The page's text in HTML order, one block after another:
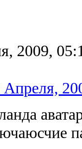
2009,